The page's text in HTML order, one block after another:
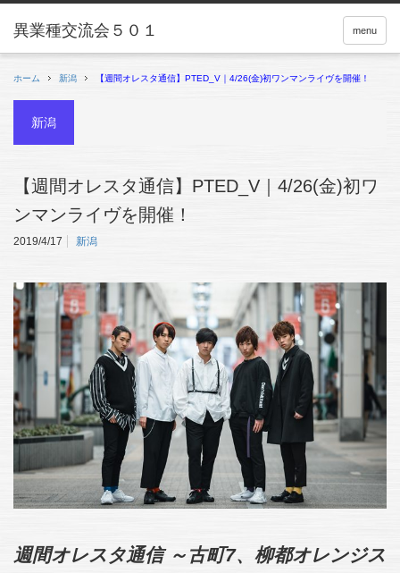
menu
ホーム 新潟 【週間オレスタ通信】PTED_V｜4/26(金)初ワンマンライヴを開催！
新潟
【週間オレスタ通信】PTED_V｜4/26(金)初ワ
ンマンライヴを開催！
2019/4/17 新潟
週間オレスタ通信 ～古町7、柳都オレンジス